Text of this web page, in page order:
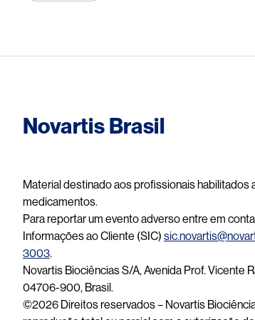
Novartis Brasil
Material destinado aos profissionais habilitados
medicamentos.
Para reportar um evento adverso entre em
Informações ao Cliente (SIC)
3003.
Novartis Biociências S/A, Avenida Prof. Vicente
04706-900, Brasil.
©2026 Direitos reservados – Novartis